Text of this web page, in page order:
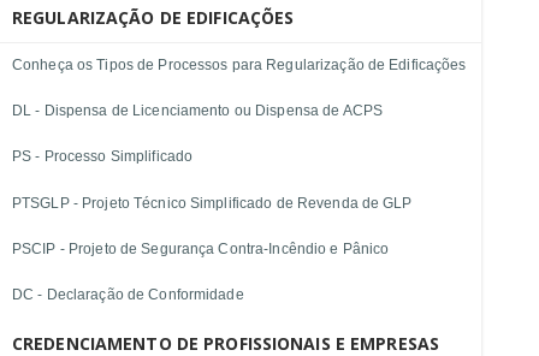
REGULARIZAÇÃO DE EDIFICAÇÕES
Conheça os Tipos de Processos para Regularização de Edificações
DL - Dispensa de Licenciamento ou Dispensa de ACPS
PS - Processo Simplificado
PTSGLP - Projeto Técnico Simplificado de Revenda de GLP
PSCIP - Projeto de Segurança Contra-Incêndio e Pânico
DC - Declaração de Conformidade
CREDENCIAMENTO DE PROFISSIONAIS E EMPRESAS